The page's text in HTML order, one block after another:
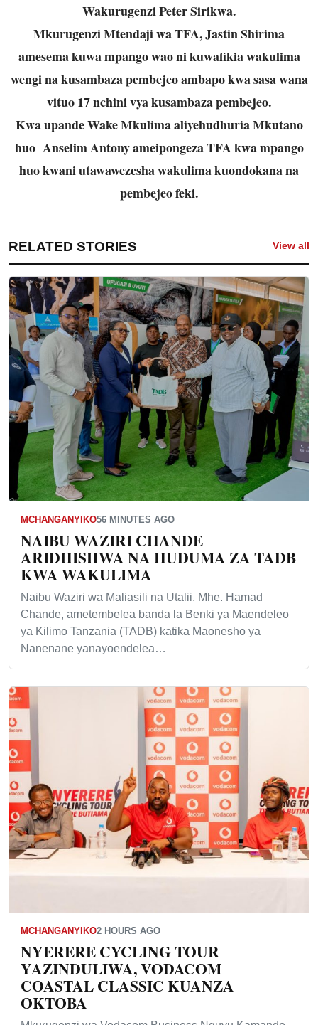
Wakurugenzi Peter Sirikwa.
Mkurugenzi Mtendaji wa TFA, Jastin Shirima
amesema kuwa mpango wao ni kuwafikia wakulima
wengi na kusambaza pembejeo ambapo kwa sasa wana
vituo 17 nchini vya kusambaza pembejeo.
Kwa upande Wake Mkulima aliyehudhuria Mkutano
huo Anselim Antony ameipongeza TFA kwa mpango
huo kwani utawawezesha wakulima kuondokana na
pembejeo feki.
RELATED STORIES View all
MCHANGANYIKO56 MINUTES AGO
NAIBU WAZIRI CHANDE
ARIDHISHWA NA HUDUMA ZA TADB
KWA WAKULIMA
Naibu Waziri wa Maliasili na Utalii, Mhe. Hamad
Chande, ametembelea banda la Benki ya Maendeleo
ya Kilimo Tanzania (TADB) katika Maonesho ya
Nanenane yanayoendelea…
MCHANGANYIKO2 HOURS AGO
NYERERE CYCLING TOUR
YAZINDULIWA, VODACOM
COASTAL CLASSIC KUANZA
OKTOBA